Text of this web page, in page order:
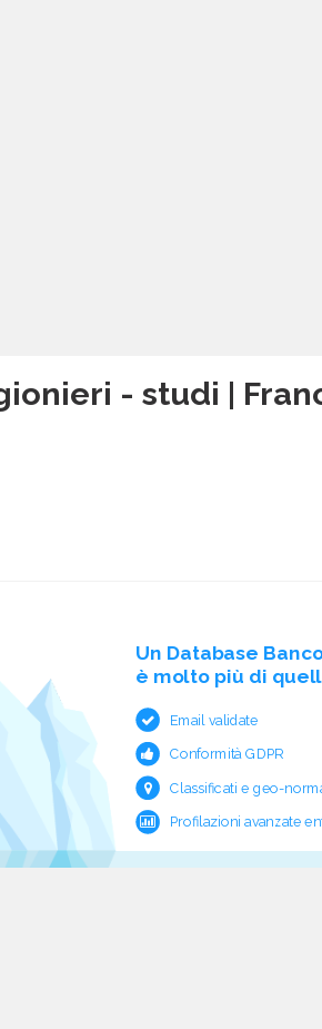
- studi |
Un Database
è molto più di
Email validate
Conformità GDPR
Classificati e geo-
Profilazioni avanzate